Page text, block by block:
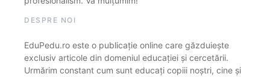
DESPRE NOI
EduPedu.ro este o publicație online care găzduiește
exclusiv articole din domeniul educației și cercetării.
Urmărim constant cum sunt educați copiii noștri, cine și